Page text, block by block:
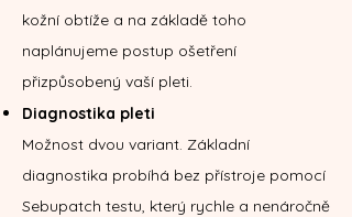
kožní obtíže a na základě toho
naplánujeme postup ošetření
přizpůsobený vaší pleti.
Diagnostika pleti
Možnost dvou variant. Základní
diagnostika probíhá bez přístroje pomocí
Sebupatch testu, který rychle a nenáročně